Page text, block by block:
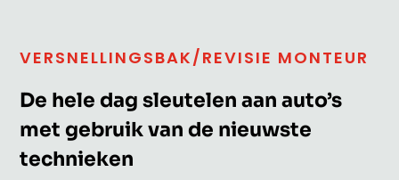
VERSNELLINGSBAK/REVISIE MONTEUR
De hele dag sleutelen aan auto’s
met gebruik van de nieuwste
technieken